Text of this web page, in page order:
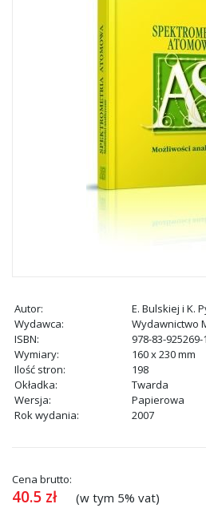
Autor:
E. Bulskiej i K.
Wydawca:
Wydawnictwo
ISBN:
978-83-925269-
Wymiary:
160 x 230 mm
Ilość stron:
198
Okładka:
Twarda
Wersja:
Papierowa
Rok wydania:
2007
Cena brutto:
40.5 zł (w tym 5% vat)